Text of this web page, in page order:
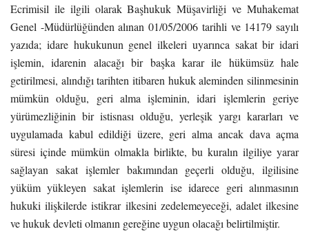
Ecrimisil ile ilgili olarak Başhukuk Müşavirliği ve Muhakemat
Genel -Müdürlüğünden alınan 01/05/2006 tarihli ve 14179 sayılı
yazıda; idare hukukunun genel ilkeleri uyarınca sakat bir idari
işlemin, idarenin alacağı bir başka karar ile hükümsüz hale
getirilmesi, alındığı tarihten itibaren hukuk aleminden silinmesinin
mümkün olduğu, geri alma işleminin, idari işlemlerin geriye
yürümezliğinin bir istisnası olduğu, yerleşik yargı kararları ve
uygulamada kabul edildiği üzere, geri alma ancak dava açma
süresi içinde mümkün olmakla birlikte, bu kuralın ilgiliye yarar
sağlayan sakat işlemler bakımından geçerli olduğu, ilgilisine
yüküm yükleyen sakat işlemlerin ise idarece geri alınmasının
hukuki ilişkilerde istikrar ilkesini zedelemeyeceği, adalet ilkesine
ve hukuk devleti olmanın gereğine uygun olacağı belirtilmiştir.